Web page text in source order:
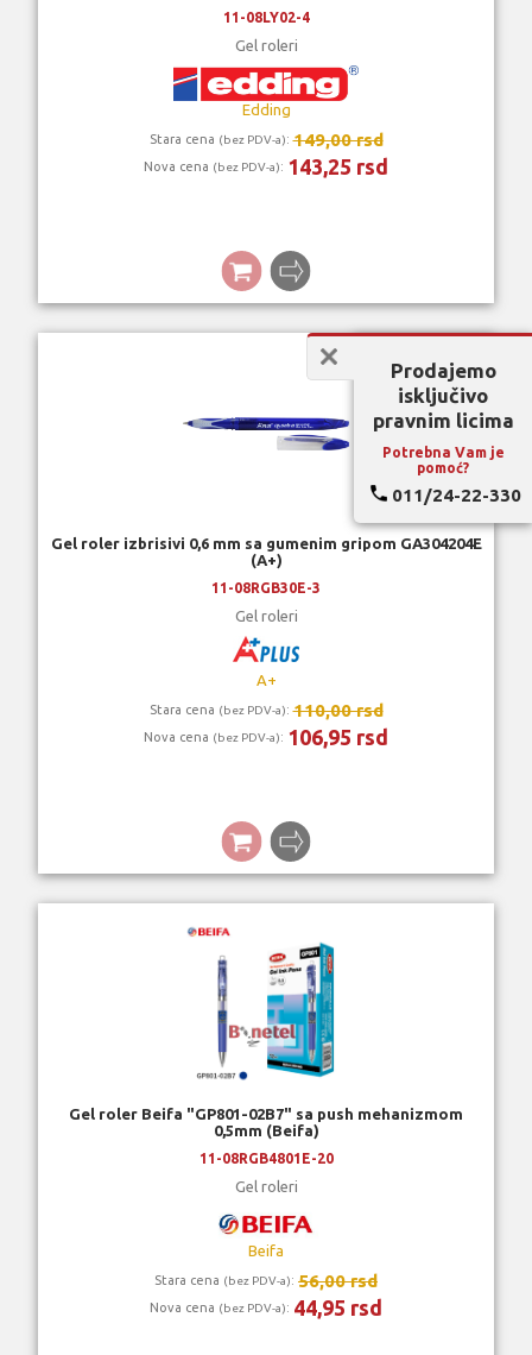
11-08LY02-4
Gel roleri
Edding
Stara cena (bez PDV-a): 149,00 rsd
Nova cena (bez PDV-a): 143,25 rsd
Gel roler izbrisivi 0,6 mm sa gumenim gripom GA304204E
(A+)
11-08RGB30E-3
Gel roleri
A+
Stara cena (bez PDV-a): 110,00 rsd
Nova cena (bez PDV-a): 106,95 rsd
Gel roler Beifa "GP801-02B7" sa push mehanizmom
0,5mm (Beifa)
11-08RGB4801E-20
Gel roleri
Beifa
Stara cena (bez PDV-a): 56,00 rsd
Nova cena (bez PDV-a): 44,95 rsd
Prodajemo
isključivo
pravnim licima
Potrebna Vam je
pomoć?
011/24-22-330